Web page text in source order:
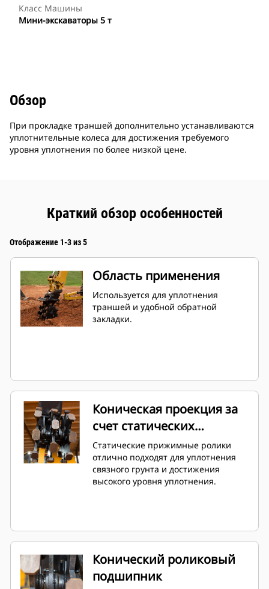
Класс Машины
Мини-экскаваторы 5 т
Обзор
При прокладке траншей дополнительно устанавливаются
уплотнительные колеса для достижения требуемого
уровня уплотнения по более низкой цене.
Краткий обзор особенностей
Отображение 1-3 из 5
Область применения
Используется для уплотнения
траншей и удобной обратной
закладки.
Коническая проекция за
счет статических
прижимных роликов
Статические прижимные ролики
отлично подходят для уплотнения
связного грунта и достижения
высокого уровня уплотнения.
Конический роликовый
подшипник